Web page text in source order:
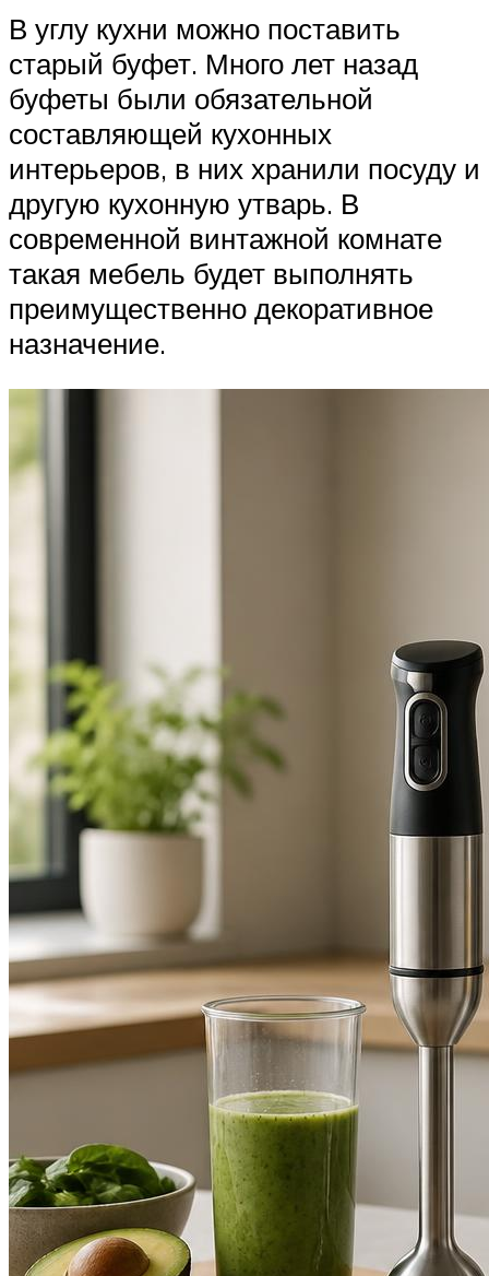
В углу кухни можно поставить
старый буфет. Много лет назад
буфеты были обязательной
составляющей кухонных
интерьеров, в них хранили посуду и
другую кухонную утварь. В
современной винтажной комнате
такая мебель будет выполнять
преимущественно декоративное
назначение.